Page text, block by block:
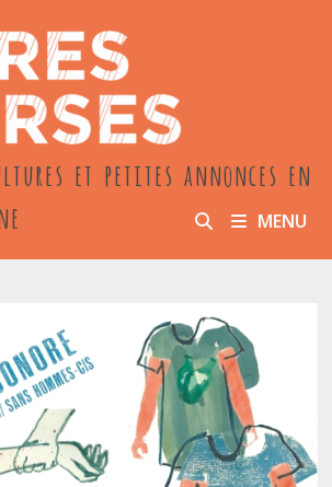
et petites annonces en
MENU